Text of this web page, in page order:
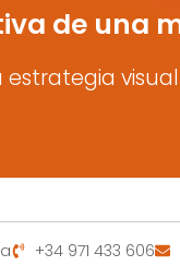
de una
+34 971 433 606